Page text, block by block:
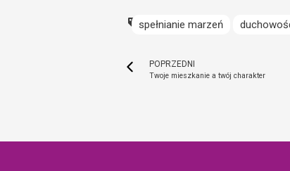
spełnianie marzeń
POPRZEDNI
Twoje mieszkanie a twój charakter